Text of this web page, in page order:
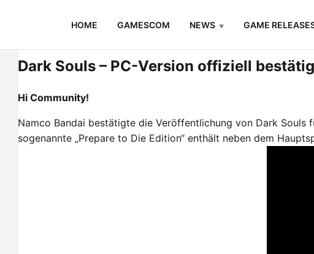
HOME GAMESCOM NEWS GAME
Dark Souls – PC-Version offiziell
Hi Community!
Namco Bandai bestätigte die Veröffentlichung von Dark Souls
sogenannte „Prepare to Die Edition“ enthält neben dem